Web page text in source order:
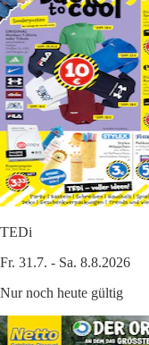
TEDi
Fr. 31.7. - Sa. 8.8.2026
Nur noch heute gültig